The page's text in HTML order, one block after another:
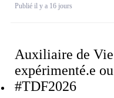
Publié il y a 16 jours
Auxiliaire de
expérimenté.e
#TDF2026